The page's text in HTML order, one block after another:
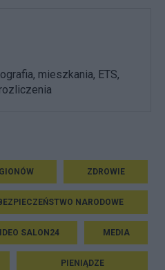
mieszkania, ETS,
ZDROWIE
BEZPIECZEŃSTWO NARODOWE
SALON24 MEDIA
PIENIĄDZE